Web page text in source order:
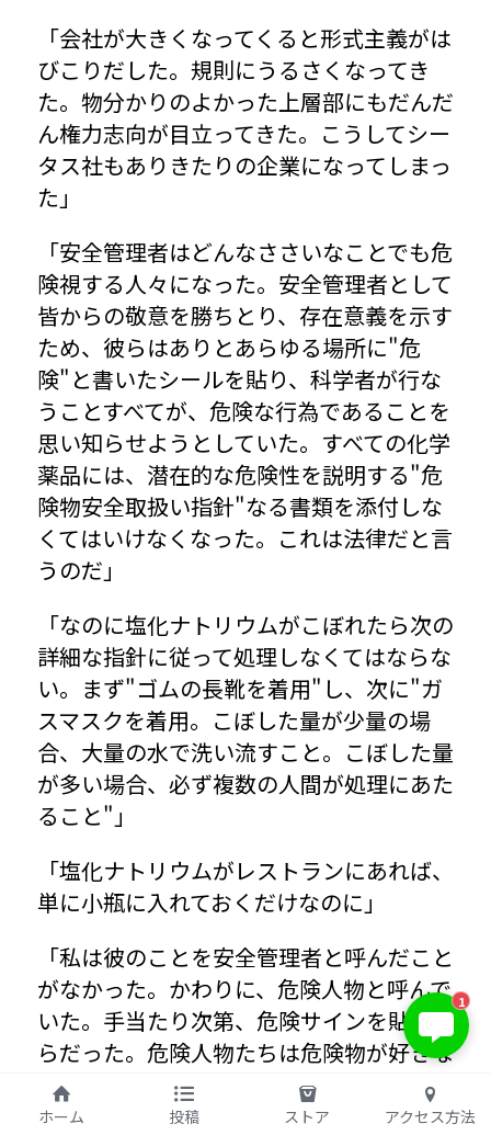
「会社が大きくなってくると形式主義がは
びこりだした。規則にうるさくなってき
た。物分かりのよかった上層部にもだんだ
ん権力志向が目立ってきた。こうしてシー
タス社もありきたりの企業になってしまっ
た」
「安全管理者はどんなささいなことでも危
険視する人々になった。安全管理者として
皆からの敬意を勝ちとり、存在意義を示す
ため、彼らはありとあらゆる場所に"危
険"と書いたシールを貼り、科学者が行な
うことすべてが、危険な行為であることを
思い知らせようとしていた。すべての化学
薬品には、潜在的な危険性を説明する"危
険物安全取扱い指針"なる書類を添付しな
くてはいけなくなった。これは法律だと言
うのだ」
「なのに塩化ナトリウムがこぼれたら次の
詳細な指針に従って処理しなくてはならな
い。まず"ゴムの長靴を着用"し、次に"ガ
スマスクを着用。こぼした量が少量の場
合、大量の水で洗い流すこと。こぼした量
が多い場合、必ず複数の人間が処理にあた
ること"」
「塩化ナトリウムがレストランにあれば、
単に小瓶に入れておくだけなのに」
「私は彼のことを安全管理者と呼んだこと
がなかった。かわりに、危険人物と呼んで
いた。手当たり次第、危険サインを貼るか
らだった。危険人物たちは危険物が好きな
のだ。危険物があれば権力を行使できる。
毒物学者が毒物を求めてさまよっているみ
ホーム 投稿 ストア アクセス方法
1